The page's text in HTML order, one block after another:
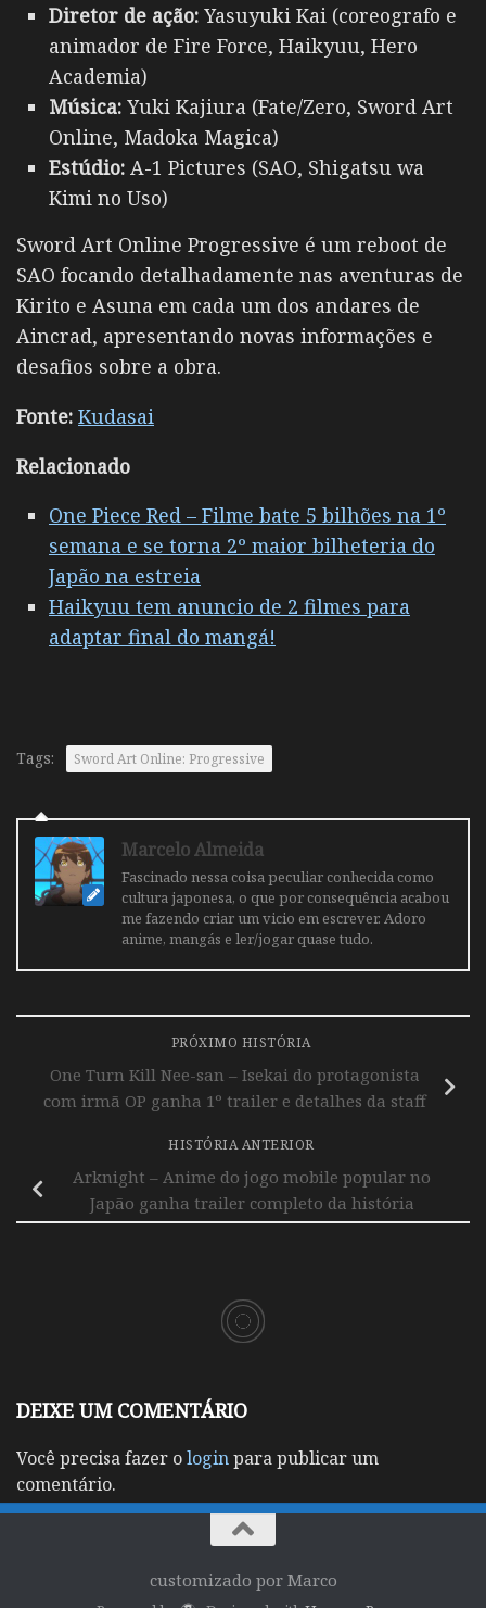
Diretor de ação: Yasuyuki Kai (coreografo e
animador de Fire Force, Haikyuu, Hero
Academia)
Música: Yuki Kajiura (Fate/Zero, Sword Art
Online, Madoka Magica)
Estúdio: A-1 Pictures (SAO, Shigatsu wa
Kimi no Uso)
Sword Art Online Progressive é um reboot de
SAO focando detalhadamente nas aventuras de
Kirito e Asuna em cada um dos andares de
Aincrad, apresentando novas informações e
desafios sobre a obra.
Fonte: Kudasai
Relacionado
One Piece Red – Filme bate 5 bilhões na 1º
semana e se torna 2º maior bilheteria do
Japão na estreia
Haikyuu tem anuncio de 2 filmes para
adaptar final do mangá!
Tags: Sword Art Online: Progressive
Marcelo Almeida
Fascinado nessa coisa peculiar conhecida como
cultura japonesa, o que por consequência acabou
me fazendo criar um vicio em escrever. Adoro
anime, mangás e ler/jogar quase tudo.
PRÓXIMO HISTÓRIA
One Turn Kill Nee-san – Isekai do protagonista
com irmã OP ganha 1º trailer e detalhes da staff
HISTÓRIA ANTERIOR
Arknight – Anime do jogo mobile popular no
Japão ganha trailer completo da história
DEIXE UM COMENTÁRIO
Você precisa fazer ologinpara publicar um
comentário.
customizado por Marco